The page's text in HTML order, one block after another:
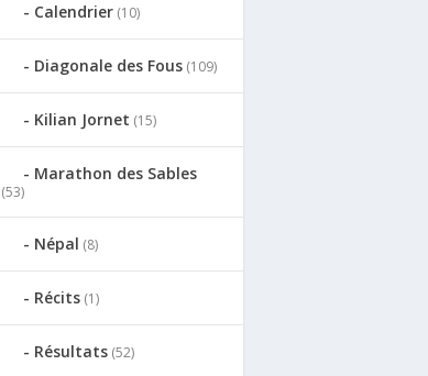
Calendrier(10)
Diagonale des Fous(109)
Kilian Jornet (15)
Marathon des Sables
(53)
Népal (8)
Récits(1)
Résultats(52)